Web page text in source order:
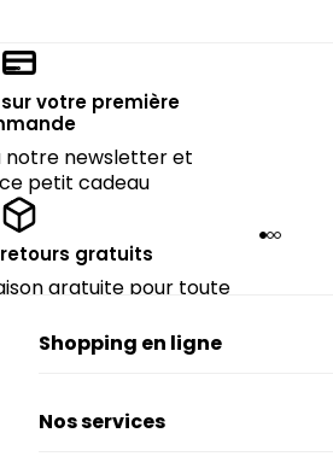
votre première
notre newsletter et
petit cadeau
gratuits
gratuite pour toute
Shopping en ligne
Nos services